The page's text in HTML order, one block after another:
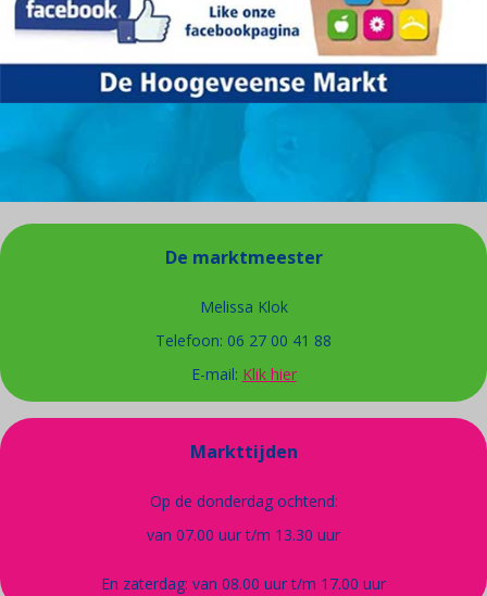
De marktmeester
Melissa Klok
Telefoon: 06 27 00 41 88
E-mail: Klik hier
Markttijden
Op de donderdag ochtend:
van 07.00 uur t/m 13.30 uur
En zaterdag: van 08.00 uur t/m 17.00 uur